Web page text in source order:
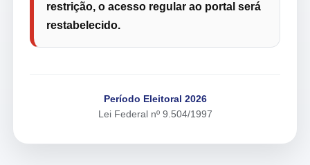
restrição, o acesso regular ao portal será
restabelecido.
Período Eleitoral 2026
Lei Federal nº 9.504/1997